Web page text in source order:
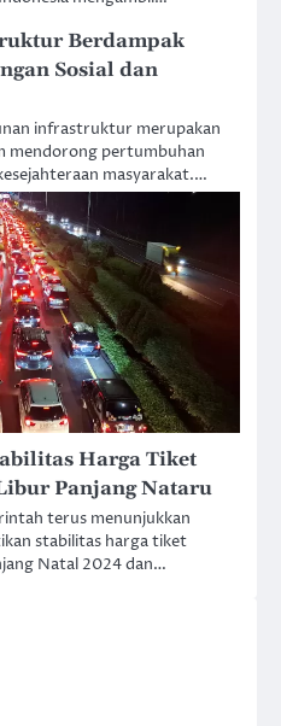
Berdampak
Sosial dan
infrastruktur merupakan
mendorong pertumbuhan
masyarakat.…
Harga Tiket
Panjang Nataru
terus menunjukkan
stabilitas harga tiket
Natal 2024 dan…